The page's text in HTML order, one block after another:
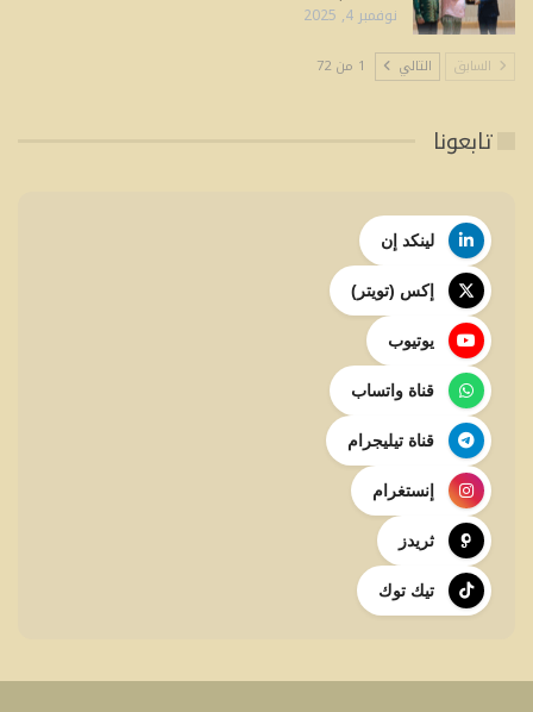
نوفمبر 4, 2025
السابق التالي 1 من 72
تابعونا
لينكد إن
إكس (تويتر)
يوتيوب
قناة واتساب
قناة تيليجرام
إنستغرام
ثريدز
تيك توك